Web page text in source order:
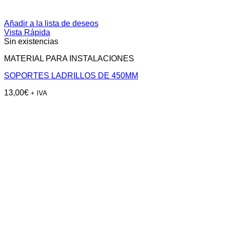
Añadir a la lista de deseos
Vista Rápida
Sin existencias
MATERIAL PARA INSTALACIONES
SOPORTES LADRILLOS DE 450MM
13,00€ + IVA